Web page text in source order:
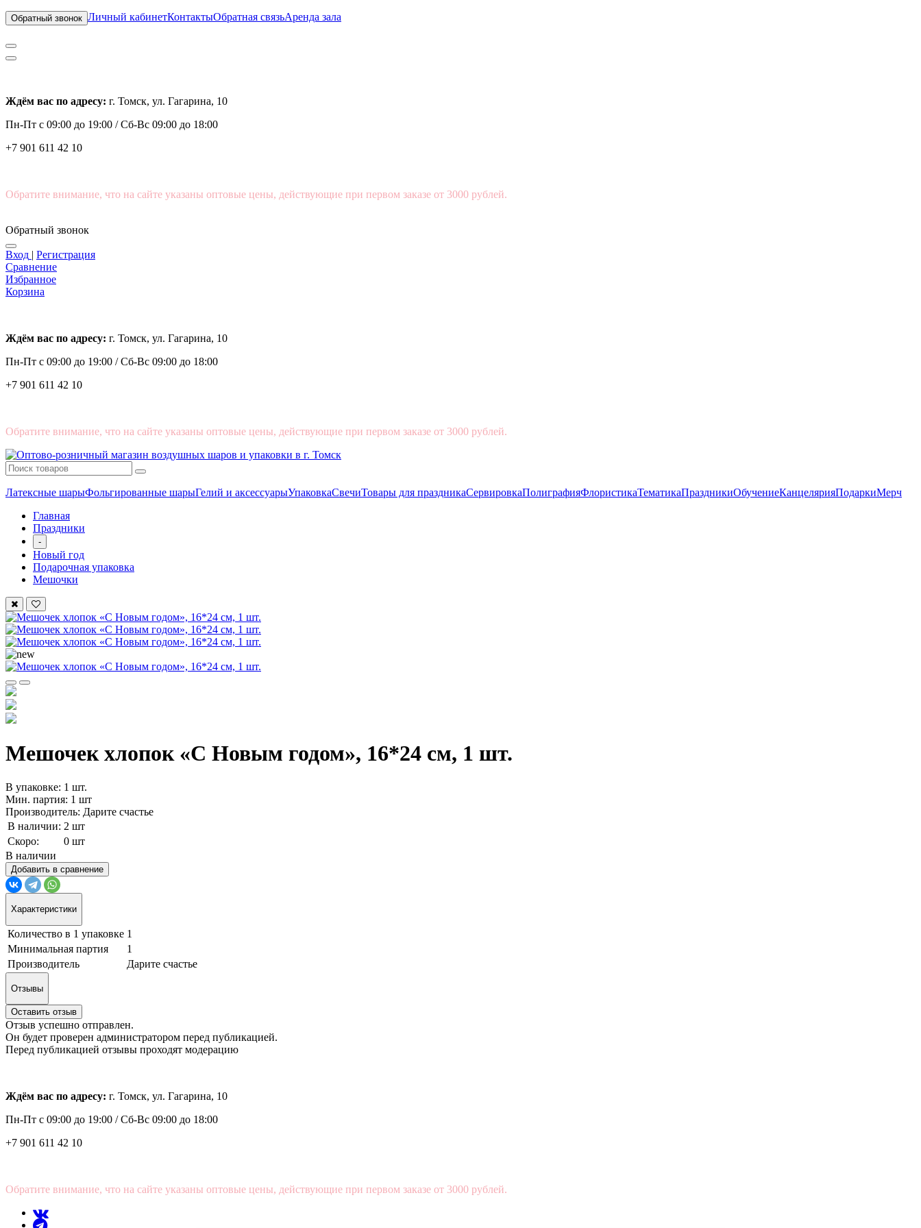
Обратный звонок Личный кабинетКонтактыОбратная связьАренда зала
Ждём вас по адресу: г. Томск, ул. Гагарина, 10
Пн-Пт с 09:00 до 19:00 /Сб-Вс 09:00 до 18:00
+7 901 611 42 10
Обратите внимание, что на сайте указаны оптовые цены, действующие при первом заказе от 3000 рублей.
Обратный звонок
Вход | Регистрация
Сравнение
Избранное
Корзина
Ждём вас по адресу: г. Томск, ул. Гагарина, 10
Пн-Пт с 09:00 до 19:00 /Сб-Вс 09:00 до 18:00
+7 901 611 42 10
Обратите внимание, что на сайте указаны оптовые цены, действующие при первом заказе от 3000 рублей.
Латексные шарыФольгированные шарыГелий и аксессуарыУпаковкаСвечиТовары для праздникаСервировкаПолиграфияФлористикаТематикаПраздникиОбучениеКанцелярияПодаркиМерч
Главная
Праздники
-
Новый год
Подарочная упаковка
Мешочки
Мешочек хлопок «С Новым годом», 16*24 см, 1 шт.
В упаковке: 1 шт.
Мин. партия: 1 шт
Производитель: Дарите счастье
В наличии: 2 шт
Скоро:
0 шт
В наличии
Добавить в сравнение
Характеристики
Количество в 1 упаковке 1
Минимальная партия
1
Производитель
Дарите счастье
Отзывы
Оставить отзыв
Отзыв успешно отправлен.
Он будет проверен администратором перед публикацией.
Перед публикацией отзывы проходят модерацию
Ждём вас по адресу: г. Томск, ул. Гагарина, 10
Пн-Пт с 09:00 до 19:00 /Сб-Вс 09:00 до 18:00
+7 901 611 42 10
Обратите внимание, что на сайте указаны оптовые цены, действующие при первом заказе от 3000 рублей.